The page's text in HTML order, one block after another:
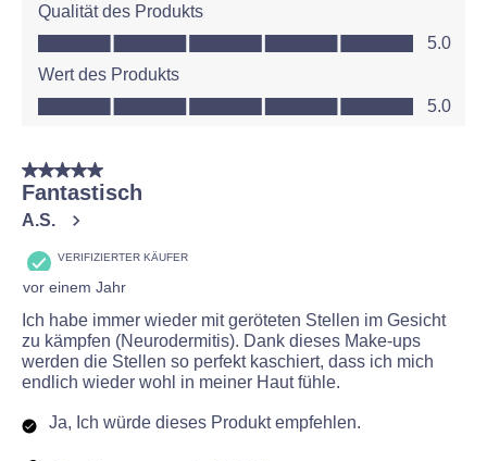
Qualität des Produkts
Qualität des Produkts, 5.0 von 5
5.0
Wert des Produkts
Wert des Produkts, 5.0 von 5
5.0
5 von 5 Sternen.
Fantastisch
A.S.
VERIFIZIERTER KÄUFER
vor einem Jahr
Ich habe immer wieder mit geröteten Stellen im Gesicht
zu kämpfen (Neurodermitis). Dank dieses Make-ups
werden die Stellen so perfekt kaschiert, dass ich mich
endlich wieder wohl in meiner Haut fühle.
Ja, Ich würde dieses Produkt empfehlen.